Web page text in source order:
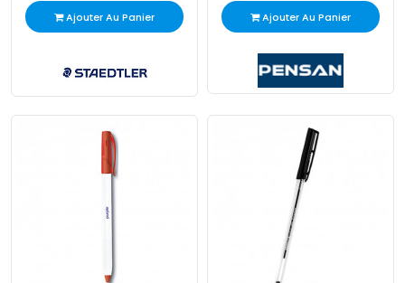
Ajouter Au Panier Ajouter Au Panier